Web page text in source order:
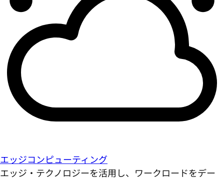
エッジコンピューティング
エッジ・テクノロジーを活用し、ワークロードをデー